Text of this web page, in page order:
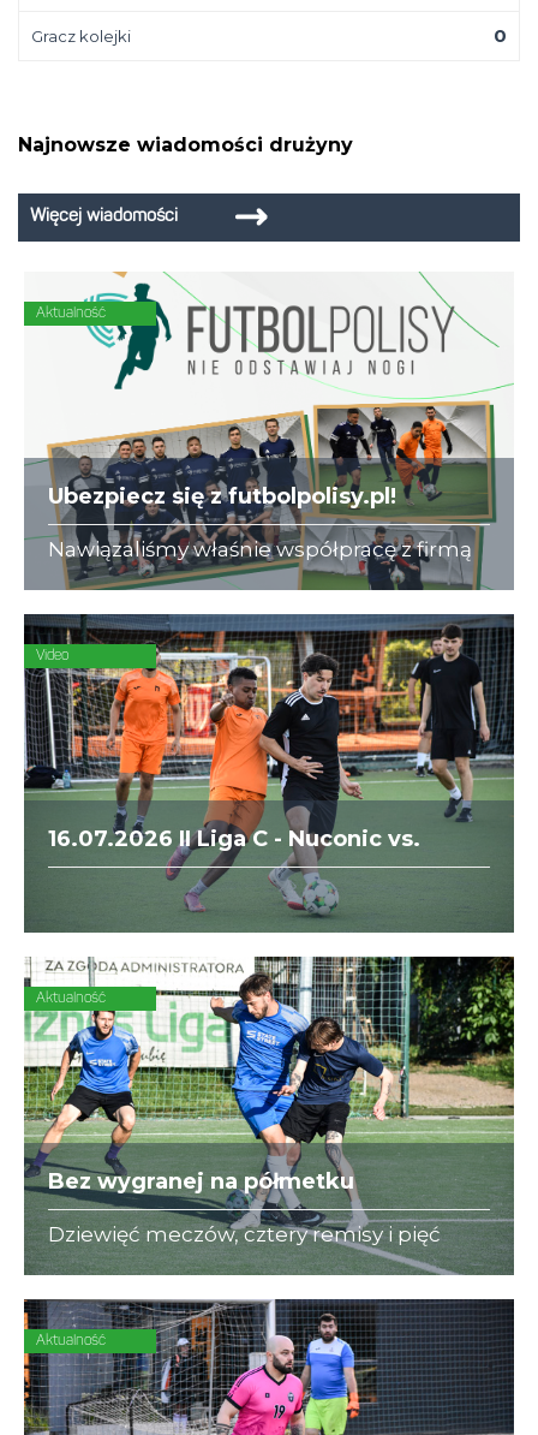
Gracz kolejki 0
Najnowsze wiadomości drużyny
Więcej wiadomości
Aktualność
Ubezpiecz się z futbolpolisy.pl!
Nawiązaliśmy właśnie współpracę z firmą
futbolpolisy.pl, która na co dzień zajmuje
się ubezpieczeniami dla piłkarzy-
amatorów.
Video
16.07.2026 II Liga C - Nuconic vs.
Zmączeni
Aktualność
Bez wygranej na półmetku
Dziewięć meczów, cztery remisy i pięć
porażek - to bilans State Street w rundzie
wiosennej. O przełamanie złej passy
"Niebiescy" powalczą już w sierpniu
Aktualność